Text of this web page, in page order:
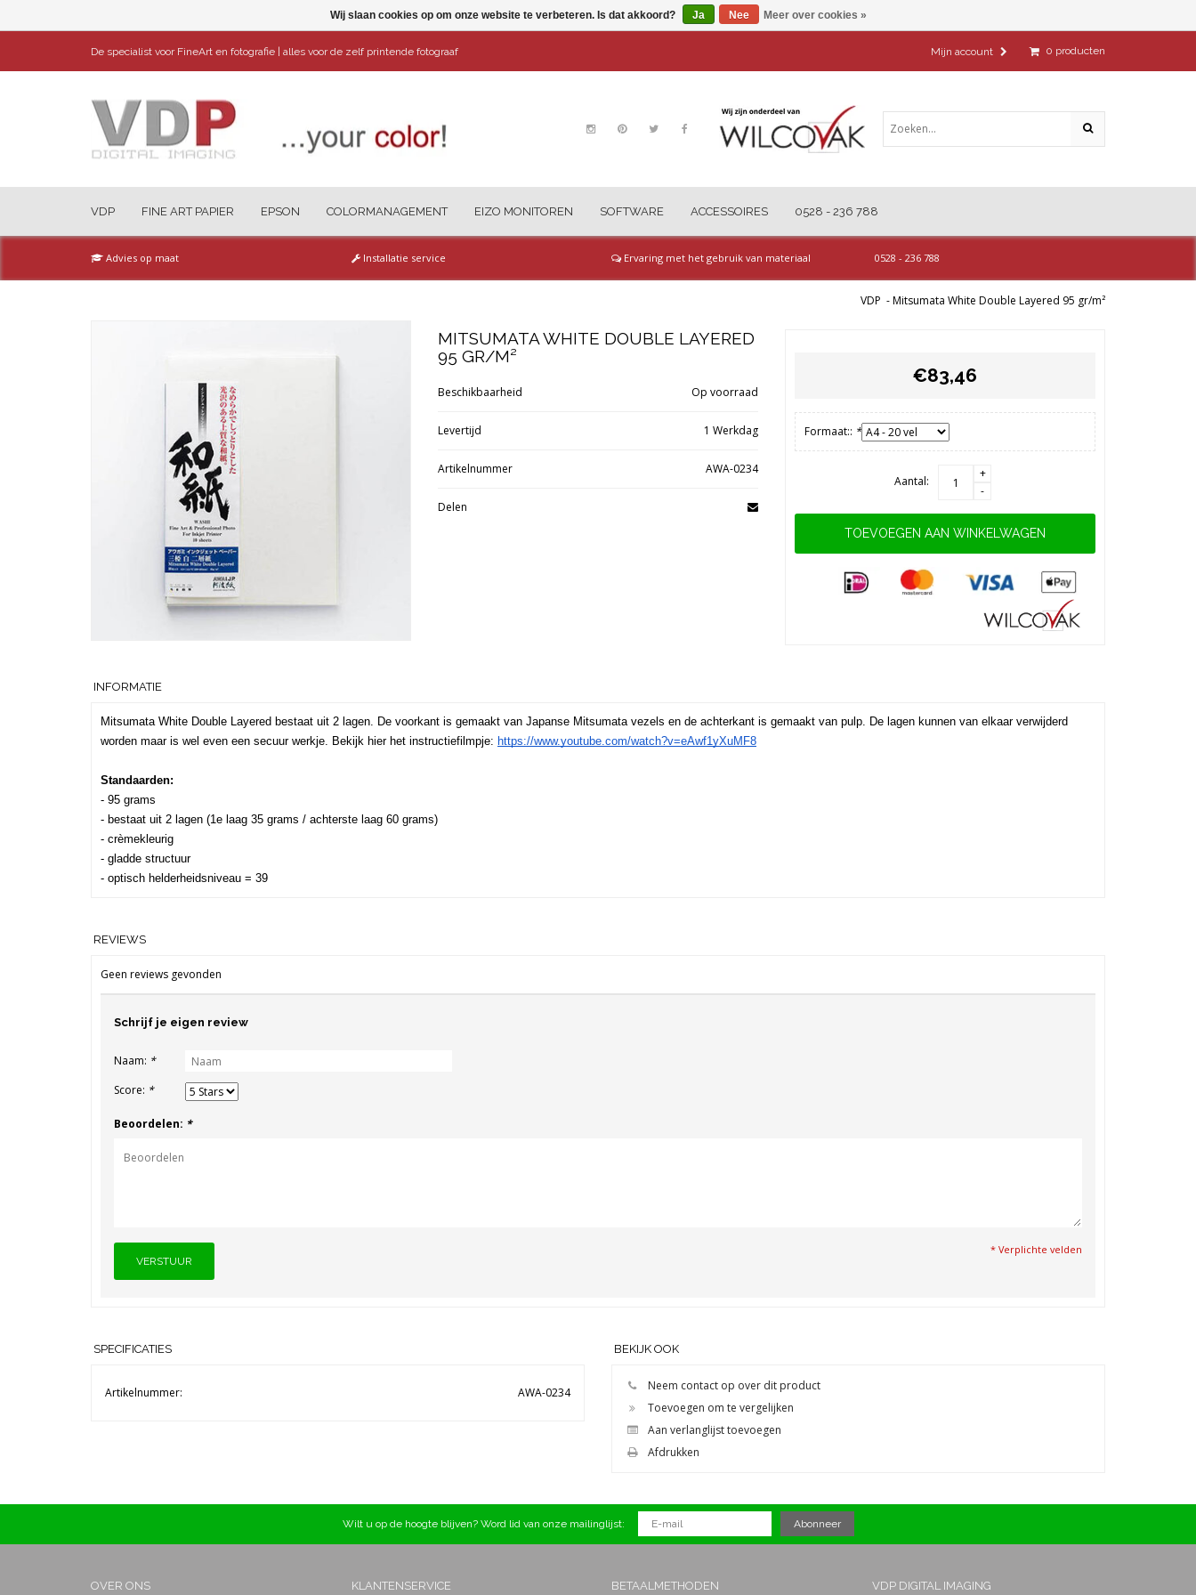
De specialist voor FineArt en fotografie | alles voor de zelf printende fotograaf 0 producten
Mijn account
VDP FINE ART PAPIER EPSON COLORMANAGEMENT EIZO MONITOREN SOFTWARE ACCESSOIRES 0528 - 236 788
Advies op maat Installatie service Ervaring met het gebruik van materiaal 0528 - 236 788
VDP -Mitsumata White Double Layered 95 gr/m²
€83,46
Formaat:: *
Aantal:
+
-
TOEVOEGEN AAN WINKELWAGEN
MITSUMATA WHITE DOUBLE LAYERED
95 GR/M²
Beschikbaarheid Op voorraad
Levertijd 1 Werkdag
Artikelnummer AWA-0234
Delen
INFORMATIE
Mitsumata White Double Layered bestaat uit 2 lagen. De voorkant is gemaakt van Japanse Mitsumata vezels en de achterkant is gemaakt van pulp. De lagen kunnen van elkaar verwijderd
worden maar is wel even een secuur werkje. Bekijk hier het instructiefilmpje: https://www.youtube.com/watch?v=eAwf1yXuMF8
Standaarden:
- 95 grams
- bestaat uit 2 lagen (1e laag 35 grams / achterste laag 60 grams)
- crèmekleurig
- gladde structuur
- optisch helderheidsniveau = 39
REVIEWS
Geen reviews gevonden
Schrijf je eigen review
Naam: *
Score: *
Beoordelen: *
* Verplichte velden
VERSTUUR
SPECIFICATIES
Artikelnummer: AWA-0234
BEKIJK OOK
Neem contact op over dit product
Toevoegen om te vergelijken
Aan verlanglijst toevoegen
Afdrukken
Wilt u op de hoogte blijven? Word lid van onze mailinglijst:
OVER ONS KLANTENSERVICE BETAALMETHODEN VDP DIGITAL IMAGING
Wij slaan cookies op om onze website te verbeteren. Is dat akkoord? Ja Nee Meer over cookies »